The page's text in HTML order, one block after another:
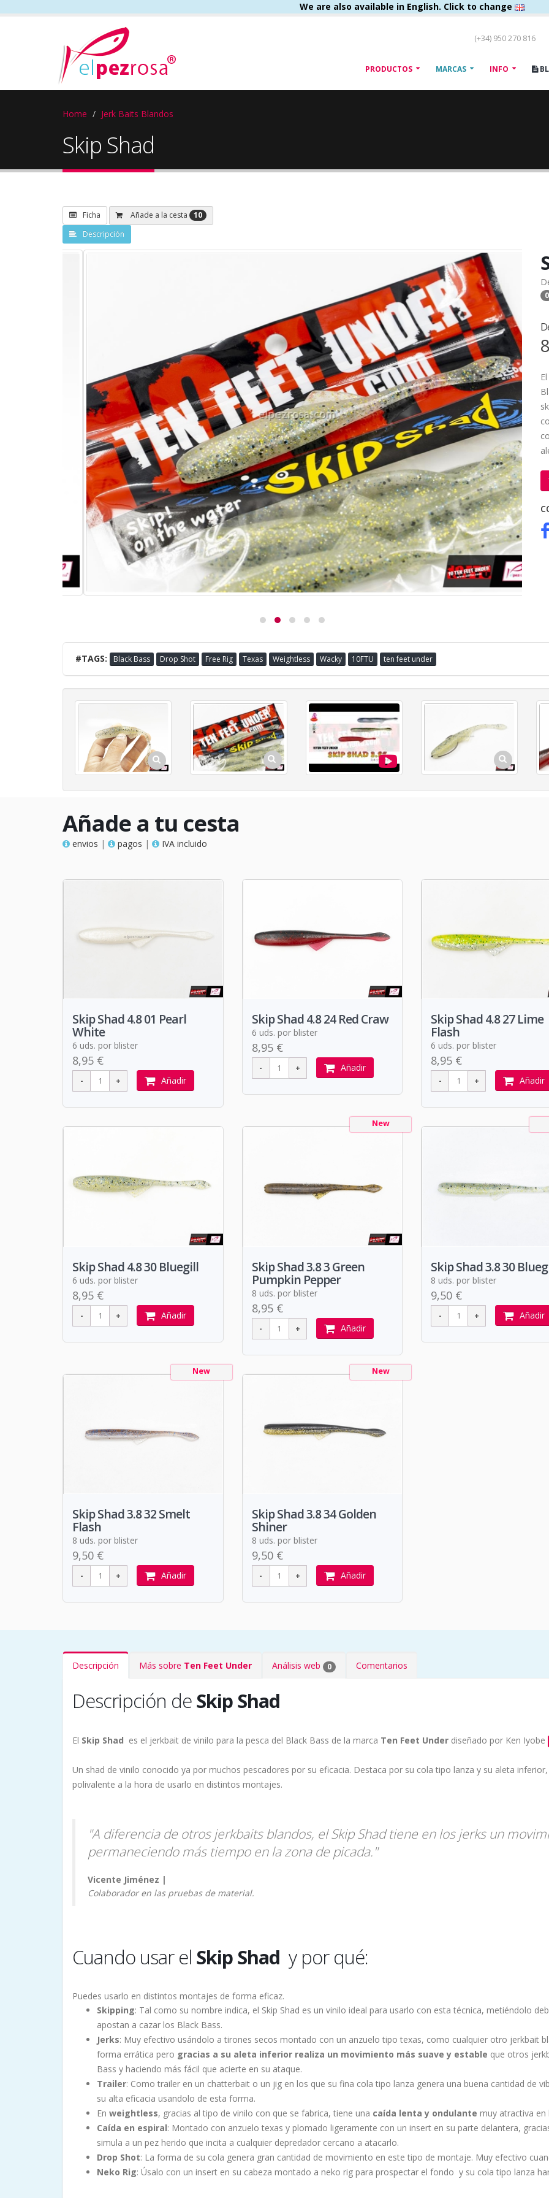
We are also available in English. Click to change
(+34) 950 270 816
PRODUCTOS MARCAS INFO
Home Jerk Baits Blandos
Skip Shad
Ficha Añade a la cesta
10
Descripción
0
#TAGS: Black Bass Drop Shot Free Rig Texas Weightless Wacky 10FTU ten feet under
Añade a tu cesta
envios | pagos | IVA incluido
Skip Shad 4.8 01 Pearl
White
6 uds. por blister
8,95 €
Añadir
Skip Shad 4.8 24 Red Craw
6 uds. por blister
8,95 €
Añadir
Skip Shad 4.8 27 Lime
Flash
6 uds. por blister
8,95 €
Añadir
Skip Shad 4.8 30 Bluegill
6 uds. por blister
8,95 €
Añadir
New
Skip Shad 3.8 3 Green
Pumpkin Pepper
8 uds. por blister
8,95 €
Añadir
Skip Shad 3.8 30
8 uds. por blister
9,50 €
Añadir
New
Skip Shad 3.8 32 Smelt
Flash
8 uds. por blister
9,50 €
Añadir
New
Skip Shad 3.8 34 Golden
Shiner
8 uds. por blister
9,50 €
Añadir
Descripción Más sobre Ten Feet Under Análisis web 0 Comentarios
Descripción deSkip Shad
El Skip Shad es el jerkbait de vinilo para la pesca del Black Bass de la marca Ten Feet Under diseñado por Ken Iyobe
Un shad de vinilo conocido ya por muchos pescadores por su eficacia. Destaca por su cola tipo lanza y su aleta
polivalente a la hora de usarlo en distintos montajes.
"A diferencia de otros jerkbaits blandos, el Skip Shad tiene en los jerks un
permaneciendo más tiempo en la zona de picada."
Vicente Jiménez |
Colaborador en las pruebas de material.
Cuando usar el Skip Shad y por qué:
Puedes usarlo en distintos montajes de forma eficaz.
Skipping: Tal como su nombre indica, el Skip Shad es un vinilo ideal para usarlo con esta técnica, metiéndolo
apostan a cazar los Black Bass.
Jerks: Muy efectivo usándolo a tirones secos montado con un anzuelo tipo texas, como cualquier otro jerkbait
forma errática pero gracias a su aleta inferior realiza un movimiento más suave y estable que otros
Bass y haciendo más fácil que acierte en su ataque.
Trailer: Como trailer en un chatterbait o un jig en los que su fina cola tipo lanza genera una buena cantidad de
su alta eficacia usandolo de esta forma.
En weightless, gracias al tipo de vinilo con que se fabrica, tiene una caída lenta y ondulante muy atractiva en
Caída en espiral: Montado con anzuelo texas y plomado ligeramente con un insert en su parte delantera,
simula a un pez herido que incita a cualquier depredador cercano a atacarlo.
Drop Shot: La forma de su cola genera gran cantidad de movimiento en este tipo de montaje. Muy efectivo
Neko Rig: Úsalo con un insert en su cabeza montado a neko rig para prospectar el fondo y su cola tipo lanza